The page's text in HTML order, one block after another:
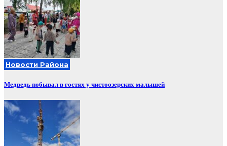
Новости Района
Медведь побывал в гостях у чистоозерских малышей